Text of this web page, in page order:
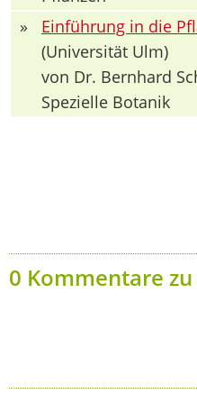
»
Einführung in die
(Universität Ulm)
von Dr. Bernhard
Spezielle Botanik
0 Kommentare